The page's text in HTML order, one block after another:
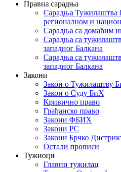
Правна сарадња
Сарадња Тужилаштва
регионалном и
Сарадња са домаћим
Сарадња са
западног Балкана
Сарадња са
западног Балкана
Закони
Закон о Тужилаштву
Закон о Суду БиХ
Кривично право
Грађанско право
Закони ФБИХ
Закони РС
Закони Брчко
Остали прописи
Тужиоци
Главни тужилац